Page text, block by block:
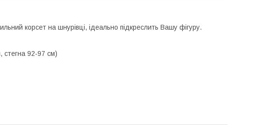
корсет на шнурівці, ідеально підкреслить Вашу фігуру.
стегна 92-97 см)